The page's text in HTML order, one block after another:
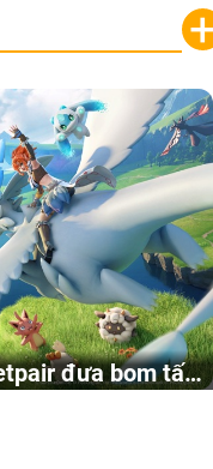
đưa bom tấn